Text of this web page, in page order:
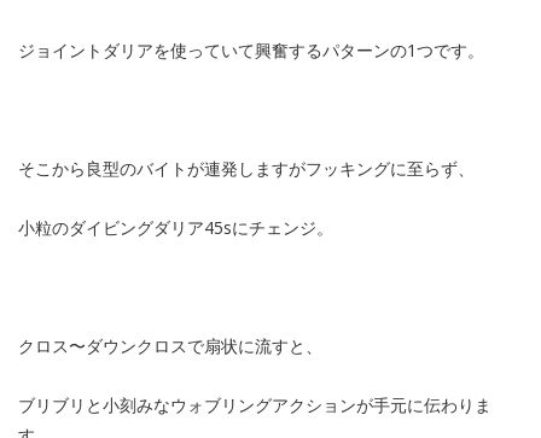
ジョイントダリアを使っていて興奮するパターンの1つです。
そこから良型のバイトが連発しますがフッキングに至らず、
小粒のダイビングダリア45sにチェンジ。
クロス〜ダウンクロスで扇状に流すと、
ブリブリと小刻みなウォブリングアクションが手元に伝わりま